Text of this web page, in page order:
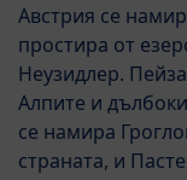
Австрия се
простира от
Неузидлер.
Алпите и
се намира
страната, и